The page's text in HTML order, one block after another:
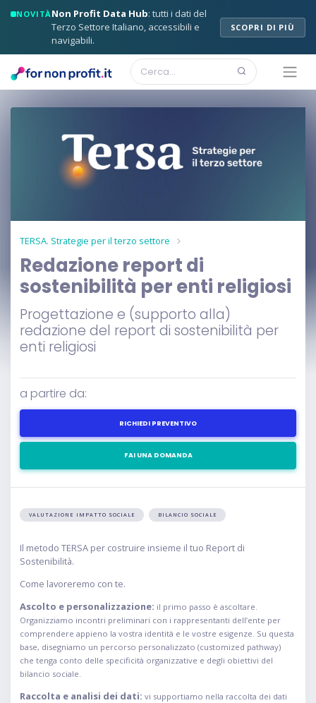
NOVITÀNon Profit Data Hub: tutti i dati del
Terzo Settore Italiano, accessibili e
navigabili.
SCOPRI DI PIÙ
TERSA. Strategie per il terzo settore
Redazione report di
sostenibilità per enti religiosi
Progettazione e (supporto alla)
redazione del report di sostenibilità per
enti religiosi
a partire da:
RICHIEDI PREVENTIVO
FAI UNA DOMANDA
VALUTAZIONE IMPATTO SOCIALE BILANCIO SOCIALE
Il metodo TERSA per costruire insieme il tuo Report di
Sostenibilità.
Come lavoreremo con te.
Ascolto e personalizzazione: il primo passo è ascoltare.
Organizziamo incontri preliminari con i rappresentanti dell’ente per
comprendere appieno la vostra identità e le vostre esigenze. Su questa
base, disegniamo un percorso personalizzato (customized pathway)
che tenga conto delle specificità organizzative e degli obiettivi del
bilancio sociale.
Raccolta e analisi dei dati: vi supportiamo nella raccolta dei dati